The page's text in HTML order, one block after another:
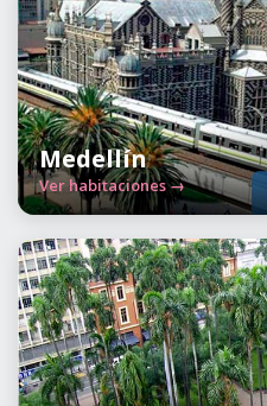
Medellín
Ver habitaciones →